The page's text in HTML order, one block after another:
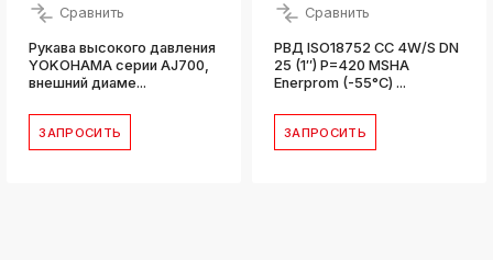
Сравнить
Рукава высокого давления
YOKOHAMA серии AJ700,
внешний диаме...
ЗАПРОСИТЬ
Сравнить
РВД ISO18752 CC 4W/S DN
25 (1″) P=420 MSHA
Enerprom (-55°С) ...
ЗАПРОСИТЬ